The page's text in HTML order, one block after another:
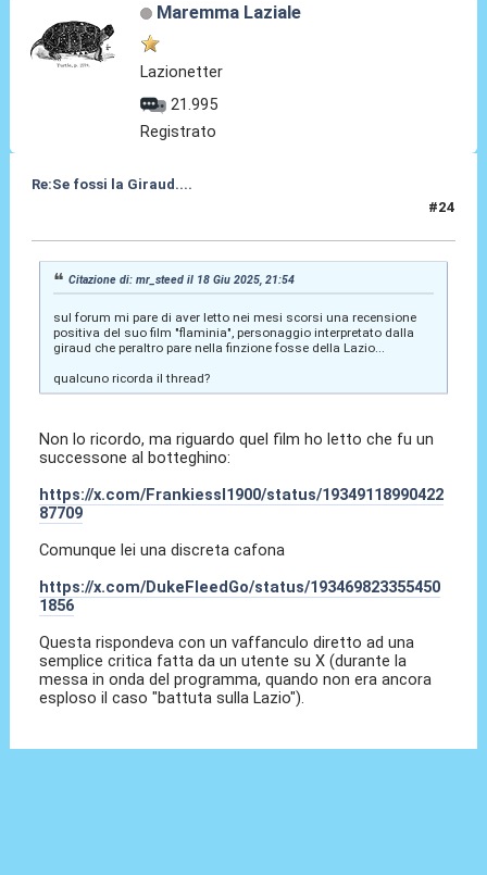
Maremma Laziale
Lazionetter
21.995
Registrato
Re:Se fossi la Giraud....
#24
Citazione di: mr_steed il 18 Giu 2025, 21:54
sul forum mi pare di aver letto nei mesi scorsi una recensione
positiva del suo film "flaminia", personaggio interpretato dalla
giraud che peraltro pare nella finzione fosse della Lazio...
qualcuno ricorda il thread?
Non lo ricordo, ma riguardo quel film ho letto che fu un
successone al botteghino:
https://x.com/Frankiessl1900/status/19349118990422
87709
Comunque lei una discreta cafona
https://x.com/DukeFleedGo/status/193469823355450
1856
Questa rispondeva con un vaffanculo diretto ad una
semplice critica fatta da un utente su X (durante la
messa in onda del programma, quando non era ancora
esploso il caso "battuta sulla Lazio").